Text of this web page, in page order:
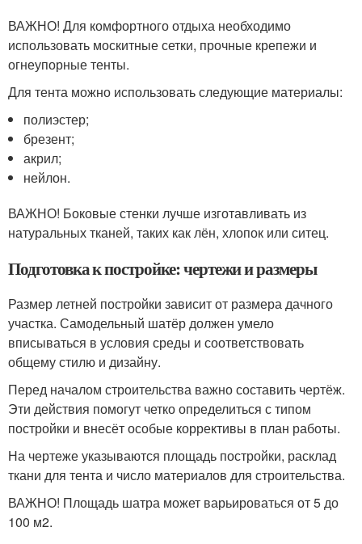
ВАЖНО! Для комфортного отдыха необходимо
использовать москитные сетки, прочные крепежи и
огнеупорные тенты.
Для тента можно использовать следующие материалы:
полиэстер;
брезент;
акрил;
нейлон.
ВАЖНО! Боковые стенки лучше изготавливать из
натуральных тканей, таких как лён, хлопок или ситец.
Подготовка к постройке: чертежи и размеры
Размер летней постройки зависит от размера дачного
участка. Самодельный шатёр должен умело
вписываться в условия среды и соответствовать
общему стилю и дизайну.
Перед началом строительства важно составить чертёж.
Эти действия помогут четко определиться с типом
постройки и внесёт особые коррективы в план работы.
На чертеже указываются площадь постройки, расклад
ткани для тента и число материалов для строительства.
ВАЖНО! Площадь шатра может варьироваться от 5 до
100 м2.